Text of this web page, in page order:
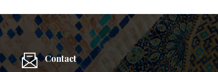
Contact